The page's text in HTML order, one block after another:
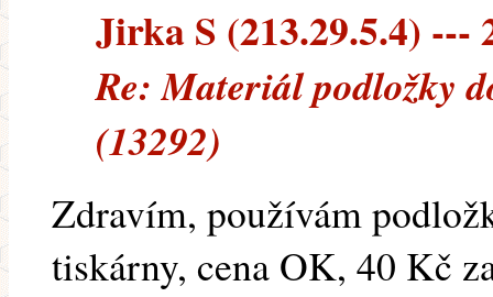
Jirka S (213.29.5.4) ---
Re: Materiál podložky
(13292)
Zdravím, používám
tiskárny, cena OK, 40 Kč